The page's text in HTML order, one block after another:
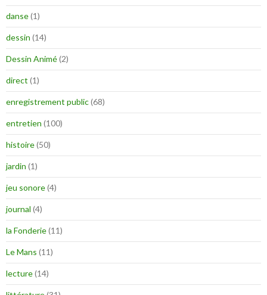
danse(1)
dessin (14)
Dessin Animé(2)
direct (1)
enregistrement public(68)
entretien (100)
histoire(50)
jardin (1)
jeu sonore(4)
journal (4)
la Fonderie(11)
Le Mans (11)
lecture(14)